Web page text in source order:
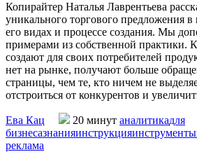
Копирайтер Наталья Лаврентьева
уникального торгового предложения в
его видах и процессе создания. Мы
примерами из собственной практики.
создают для своих потребителей
нет на рынке, получают больше
страницы, чем те, кто ничем не
отстроиться от конкурентов и
Ева Кац 20 минут аналитикадля
бизнесазнанияинструкцияинструменты
реклама